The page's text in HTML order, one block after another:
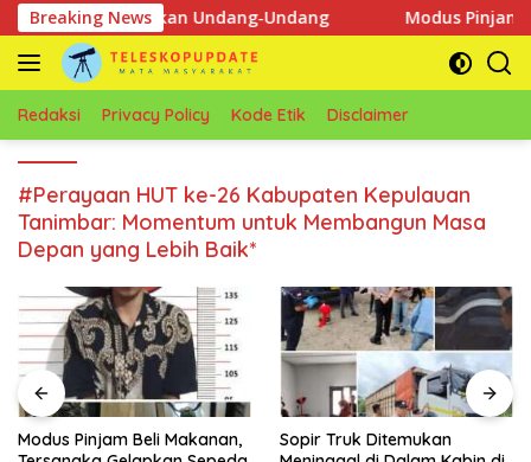
Langsung
ke
konten
Breaking News
KIT Berdasarkan Undang‑Undang Modus Pinjam
Redaksi Privacy Policy Kode Etik Disclaimer
#Perayaan HUT ke-26 Kabupaten Kepulauan
Tanimbar: Momentum untuk Membangun Masa
Depan yang Lebih Baik*
Modus Pinjam Beli Makanan,
Sopir Truk Ditemukan